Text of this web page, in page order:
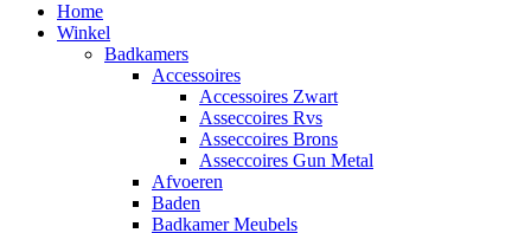
Home
Winkel
Badkamers
Accessoires
Accessoires Zwart
Asseccoires Rvs
Asseccoires Brons
Asseccoires Gun Metal
Afvoeren
Baden
Badkamer Meubels